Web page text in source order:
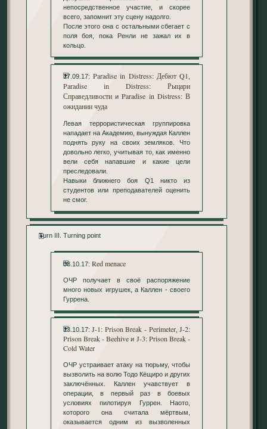
непосредственное участие, и скорее
всего, запомнит эту сцену надолго.
После этого она с остальными сбегает с
поля боя, пока Ренли не зажал их в
кольцо.
17.09.17: Paradise in Distress: Дебют Q1
Paradise in Distress: Рыцари
СправедливостииParadise in Distress: В
ожидании чуда
Левая террористическая группировка
нападает на Академию, вынуждая Каллен
поднять руку на своих земляков. Что
довольно легко, учитывая то, как именно
вели себя напавшие и какие цели
преследовали.
Навыки ближнего боя Q1 никто из
студентов или преподавателей оценить
не смог.
Turn III. Turning point
08.10.17: Red menace
ОЧР получает в своё распоряжение
много новых игрушек, а Каллен - своего
Гуррена.
13.10.17:J-1: Prison Break - Perimeter,J-2:
Prison Break - Beehive и J-3: Prison Break -
Cold Water
ОЧР устраивает атаку на тюрьму, чтобы
вызволить на волю Тодо Кёщиро и других
заключённых. Каллен учавствует в
операции, в первый раз в боевых
условиях пилотируя Гуррен. Наото,
которого она считала мёртвым,
оказывается одним из вызволенных